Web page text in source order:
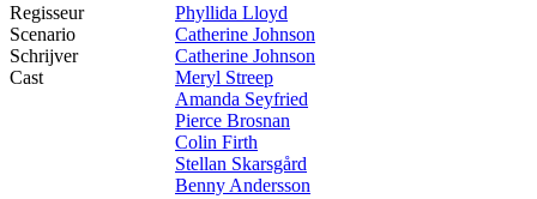
Regisseur
Phyllida Lloyd
Scenario
Catherine Johnson
Schrijver
Catherine Johnson
Cast
Meryl Streep
Amanda Seyfried
Pierce Brosnan
Colin Firth
Stellan Skarsgård
Benny Andersson